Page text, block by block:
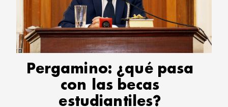
Pergamino: ¿qué pasa
con las becas
estudiantiles?